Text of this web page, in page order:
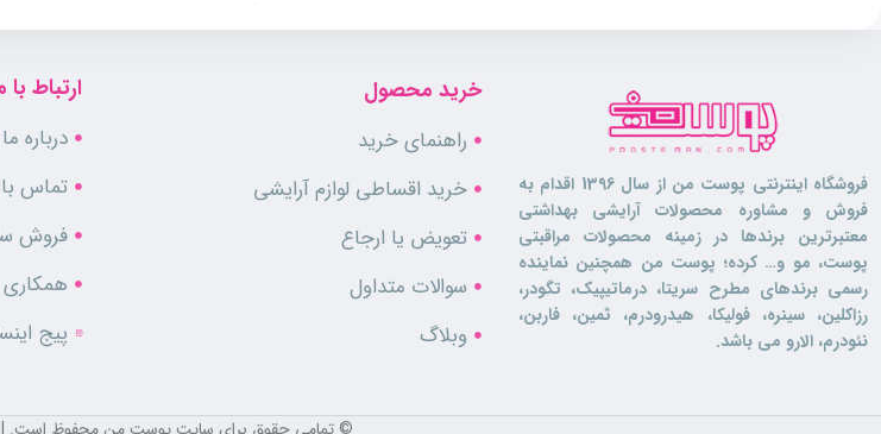
pH پوست را در حالت تعادل نگه داشته و
فاقد پارابن و سولفاتبوده و باعث ایجاد حساسیت های پوستی و آسیب به پوست
ترکیبات موثر:
گلیسیرین:مرطوب کننده بسیار قوی و آبرسان است که حاوی ویتامین E بوده و از پوست در برابر رادیکال های آزاد محافظت می کند
اوره: رطوبت رسان فوق العاده ای است که هم باعث حبس رطوبت درون پوست می گردد و هم رطوبت محیط را جذب و وارد
نماید.
فروشگاه اینترنتی پوست من از سال 1396 اقدام به
فروش و مشاوره محصولات آرایشی بهداشتی
معتبرترین برندها در زمینه محصولات مراقبتی
پوست، مو و… کرده؛ پوست من همچنین نماینده
رسمی برندهای مطرح سریتا، درماتیپیک، تگودر،
رزاکلین، سینره، فولیکا، هیدرودرم، ثمین، فاربن،
نئودرم، الارو می باشد.
خرید محصول
راهنمای خرید
خرید اقساطی لوازم آرایشی
تعویض یا ارجاع
سوالات متداول
وبلاگ
ارتباط با
درباره ما
تماس
فروش
همکاری
پیج